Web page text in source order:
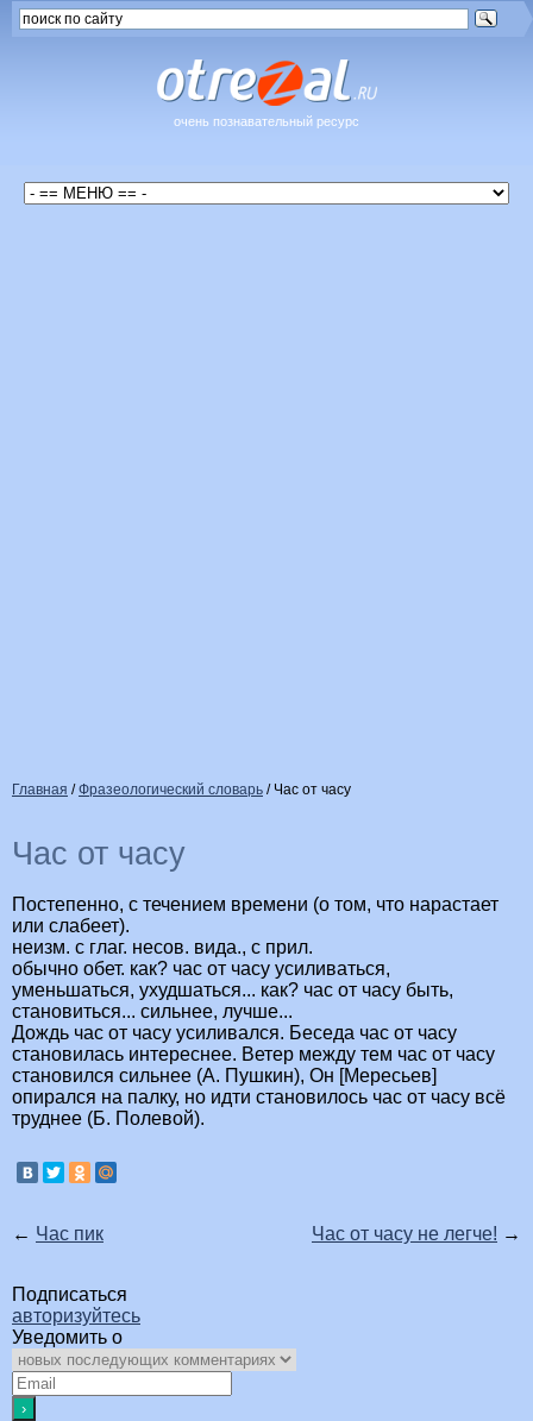
очень познавательный ресурс
Главная /Фразеологический словарь / Час от часу
Час от часу
Постепенно, с течением времени (о том, что нарастает
или слабеет).
неизм. с глаг. несов. вида., с прил.
обычно обет. как? час от часу усиливаться,
уменьшаться, ухудшаться... как? час от часу быть,
становиться... сильнее, лучше...
Дождь час от часу усиливался. Беседа час от часу
становилась интереснее. Ветер между тем час от часу
становился сильнее (А. Пушкин), Он [Мересьев]
опирался на палку, но идти становилось час от часу всё
труднее (Б. Полевой).
← Час пик Час от часу не легче! →
Подписаться
авторизуйтесь
Уведомить о